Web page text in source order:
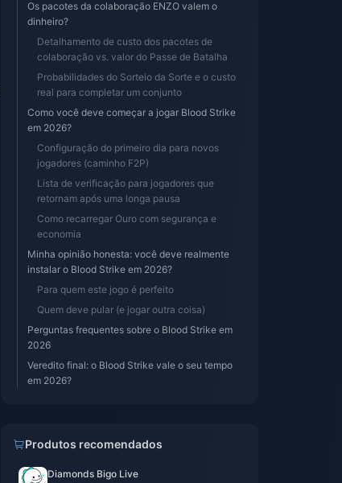
Os pacotes da colaboração ENZO valem o
dinheiro?
Detalhamento de custo dos pacotes de
colaboração vs. valor do Passe de Batalha
Probabilidades do Sorteio da Sorte e o custo
real para completar um conjunto
Como você deve começar a jogar Blood Strike
em 2026?
Configuração do primeiro dia para novos
jogadores (caminho F2P)
Lista de verificação para jogadores que
retornam após uma longa pausa
Como recarregar Ouro com segurança e
economia
Minha opinião honesta: você deve realmente
instalar o Blood Strike em 2026?
Para quem este jogo é perfeito
Quem deve pular (e jogar outra coisa)
Perguntas frequentes sobre o Blood Strike em
2026
Veredito final: o Blood Strike vale o seu tempo
em 2026?
Produtos recomendados
Diamonds Bigo Live